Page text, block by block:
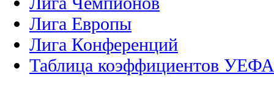
Лига Европы
Лига Конференций
Таблица коэффициентов УЕФА